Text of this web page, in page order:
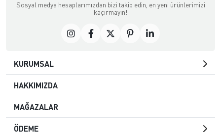
Sosyal medya hesaplarımızdan bizi takip edin, en yeni ürünlerimizi
kaçırmayın!
KURUMSAL
HAKKIMIZDA
MAĞAZALAR
ÖDEME